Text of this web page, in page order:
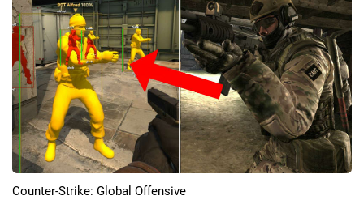
Seriály
Hry
Cool Esport
Pořady
TV Program
Counter-Strike: Global Offensive